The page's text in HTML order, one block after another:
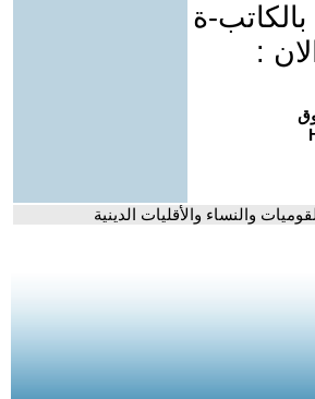
بالكاتب-ة
:
والنساء والأقليات الدينية